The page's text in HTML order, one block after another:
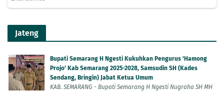
Jateng
Bupati Semarang H Ngesti Kukuhkan Pengurus 'Hamong
Projo' Kab Semarang 2025-2028, Samsudin SH (Kades
Sendang, Bringin) Jabat Ketua Umum
KAB. SEMARANG - Bupati Semarang H Ngesti Nugraha SH MH